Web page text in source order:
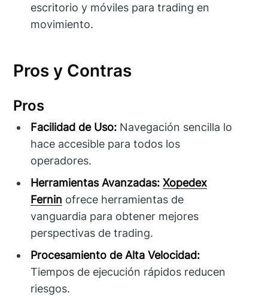
escritorio y móviles para trading en
movimiento.
Pros y Contras
Pros
Facilidad de Uso: Navegación sencilla lo
hace accesible para todos los
operadores.
Herramientas Avanzadas: Xopedex
Fernin ofrece herramientas de
vanguardia para obtener mejores
perspectivas de trading.
Procesamiento de Alta Velocidad:
Tiempos de ejecución rápidos reducen
riesgos.